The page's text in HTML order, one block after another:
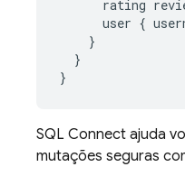
rating
user {
}
}
}
SQL Connect ajuda
mutações seguras